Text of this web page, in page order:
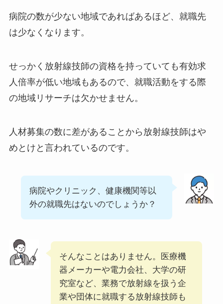
病院の数が少ない地域であればあるほど、就職先
は少なくなります。
せっかく放射線技師の資格を持っていても有効求
人倍率が低い地域もあるので、就職活動をする際
の地域リサーチは欠かせません。
人材募集の数に差があることから放射線技師はや
めとけと言われているのです。
病院やクリニック、健康機関等以
外の就職先はないのでしょうか？
そんなことはありません。医療機
器メーカーや電力会社、大学の研
究室など、業務で放射線を扱う企
業や団体に就職する放射線技師も